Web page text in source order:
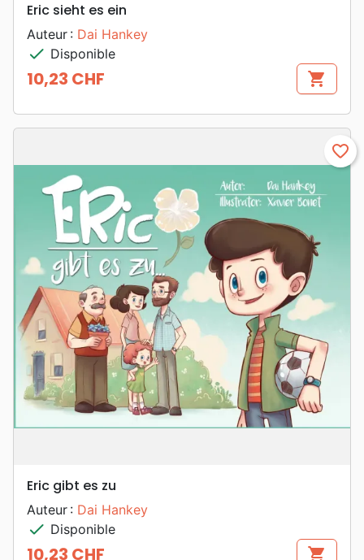
Eric sieht es ein
Auteur : Dai Hankey
check Disponible
Prix
10,23 CHF shopping_cart
favorite_border
Eric gibt es zu
Auteur : Dai Hankey
check Disponible
10,23 CHF shopping_cart